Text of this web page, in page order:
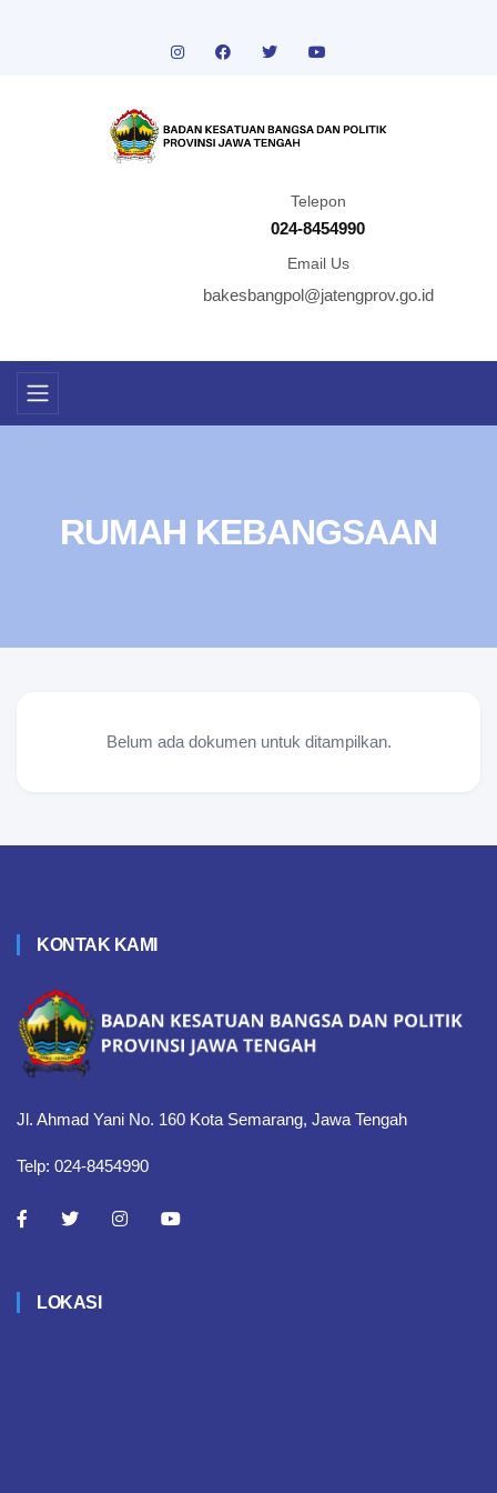
Telepon
024-8454990
Email Us
bakesbangpol@jatengprov.go.id
RUMAH KEBANGSAAN
Belum ada dokumen untuk ditampilkan.
KONTAK KAMI
Jl. Ahmad Yani No. 160 Kota Semarang, Jawa Tengah
Telp: 024-8454990
LOKASI